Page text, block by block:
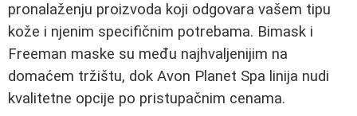
pronalaženju proizvoda koji odgovara vašem tipu
kože i njenim specifičnim potrebama. Bimask i
Freeman maske su među najhvaljenijim na
domaćem tržištu, dok Avon Planet Spa linija nudi
kvalitetne opcije po pristupačnim cenama.